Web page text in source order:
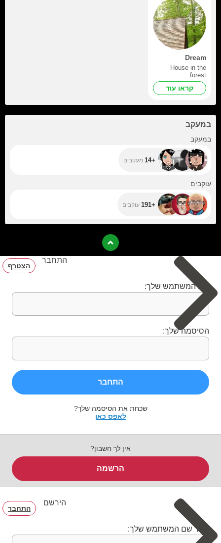
Dream
House in the
forest
קראו עוד
במעקב
במעקב
+14 מעקבים
עוקבים
+191 עוקבים
התחבר
הצטרף
שם המשתמש שלך:
הסיסמה שלך:
התחבר
שכחת את הסיסמה שלך?
לאפס כאן
אין לך חשבון?
הרשמה
הירשם
התחבר
בחר שם המשתמש שלך: